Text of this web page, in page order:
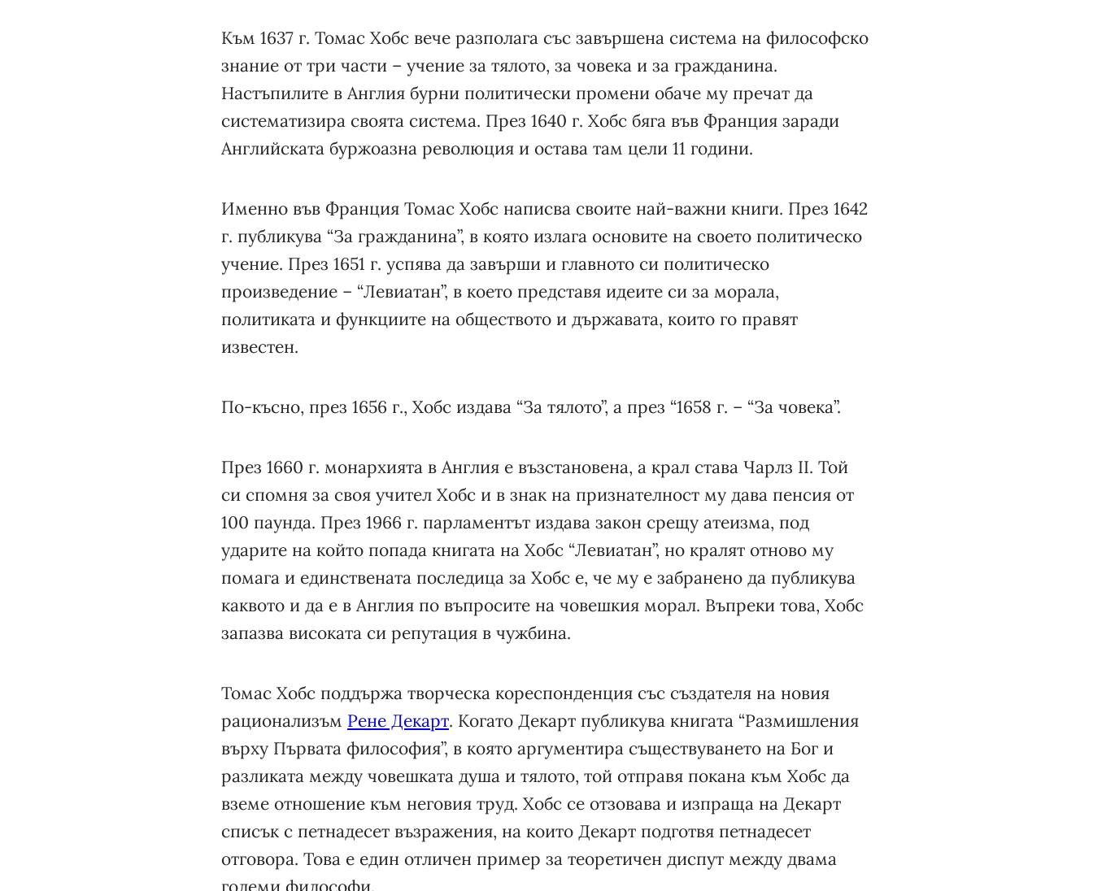
Към 1637 г. Томас Хобс вече разполага със завършена система на философско
знание от три части – учение за тялото, за човека и за гражданина.
Настъпилите в Англия бурни политически промени обаче му пречат да
систематизира своята система. През 1640 г. Хобс бяга във Франция заради
Английската буржоазна революция и остава там цели 11 години.
Именно във Франция Томас Хобс написва своите най-важни книги. През 1642
г. публикува “За гражданина”, в която излага основите на своето политическо
учение. През 1651 г. успява да завърши и главното си политическо
произведение – “Левиатан”, в което представя идеите си за морала,
политиката и функциите на обществото и държавата, които го правят
известен.
По-късно, през 1656 г., Хобс издава “За тялото”, а през “1658 г. – “За човека”.
През 1660 г. монархията в Англия е възстановена, а крал става Чарлз II. Той
си спомня за своя учител Хобс и в знак на признателност му дава пенсия от
100 паунда. През 1966 г. парламентът издава закон срещу атеизма, под
ударите на който попада книгата на Хобс “Левиатан”, но кралят отново му
помага и единствената последица за Хобс е, че му е забранено да публикува
каквото и да е в Англия по въпросите на човешкия морал. Въпреки това, Хобс
запазва високата си репутация в чужбина.
Томас Хобс поддържа творческа кореспонденция със създателя на новия
рационализъм Рене Декарт. Когато Декарт публикува книгата “Размишления
върху Първата философия”, в която аргументира съществуването на Бог и
разликата между човешката душа и тялото, той отправя покана към Хобс да
вземе отношение към неговия труд. Хобс се отзовава и изпраща на Декарт
списък с петнадесет възражения, на които Декарт подготвя петнадесет
отговора. Това е един отличен пример за теоретичен диспут между двама